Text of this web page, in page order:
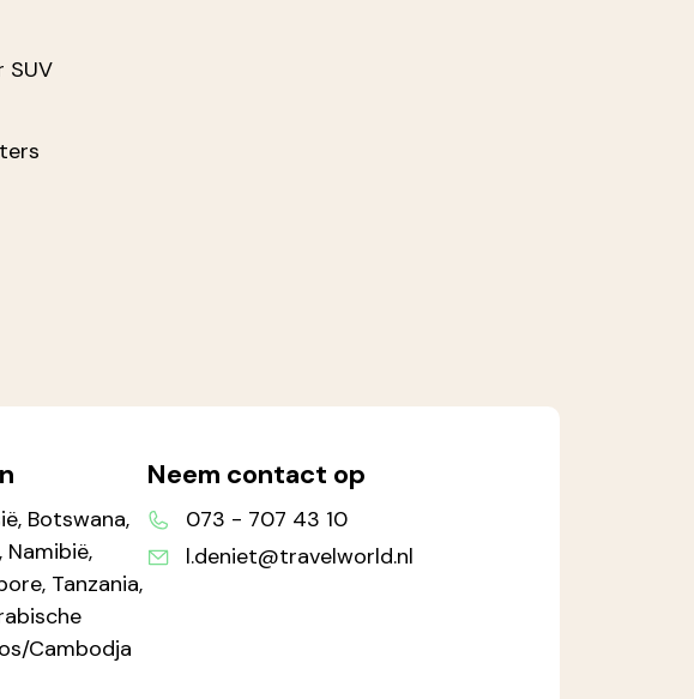
SUV
Botswana,
Namibië,
Tanzania,
Cambodja
Neem contact op
073 - 707 43 10
l.deniet@travelworld.nl